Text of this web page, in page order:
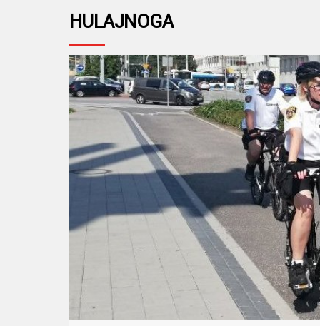
HULAJNOGA